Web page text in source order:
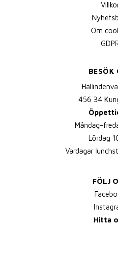
Om
BESÖK
456 34
Måndag-
Lördag
Vardagar
FÖLJ
Hitta